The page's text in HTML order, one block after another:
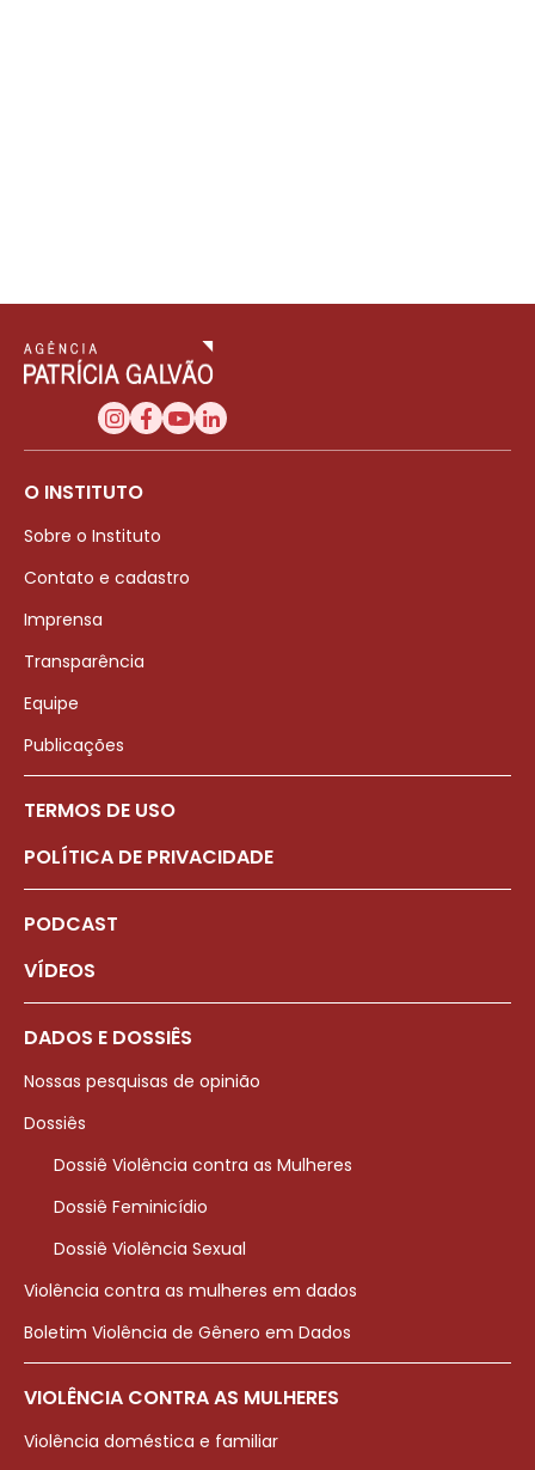
O INSTITUTO
Sobre o Instituto
Contato e cadastro
Imprensa
Transparência
Equipe
Publicações
TERMOS DE USO
POLÍTICA DE PRIVACIDADE
PODCAST
VÍDEOS
DADOS E DOSSIÊS
Nossas pesquisas de opinião
Dossiês
Dossiê Violência contra as Mulheres
Dossiê Feminicídio
Dossiê Violência Sexual
Violência contra as mulheres em dados
Boletim Violência de Gênero em Dados
VIOLÊNCIA CONTRA AS MULHERES
Violência doméstica e familiar